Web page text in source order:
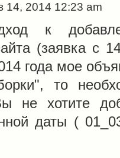
14, 2014 12:23 am
к
(заявка с
года мое
то
не хотите
даты (